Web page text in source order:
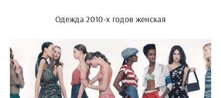
Одежда 2010-х годов женская